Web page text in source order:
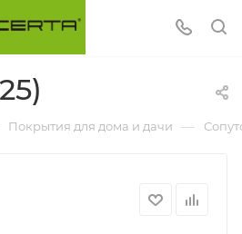
Покрытия для дома и дачи —